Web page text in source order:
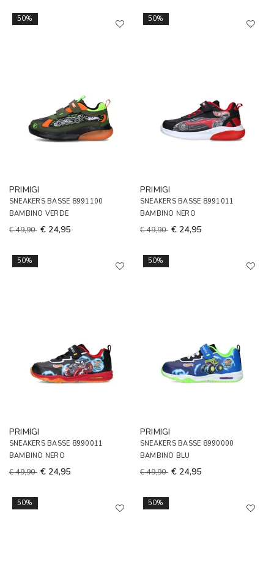
50%
PRIMIGI
SNEAKERS BASSE 8991100
BAMBINO VERDE
€ 49,90 € 24,95
50%
PRIMIGI
SNEAKERS BASSE 8991011
BAMBINO NERO
€ 49,90 € 24,95
50%
PRIMIGI
SNEAKERS BASSE 8990011
BAMBINO NERO
€ 49,90 € 24,95
50%
PRIMIGI
SNEAKERS BASSE 8990000
BAMBINO BLU
€ 49,90 € 24,95
50% 50%